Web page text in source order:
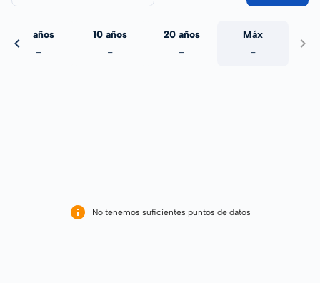
5 años
-
10 años
-
20 años
-
Máx
-
No tenemos suficientes puntos de datos